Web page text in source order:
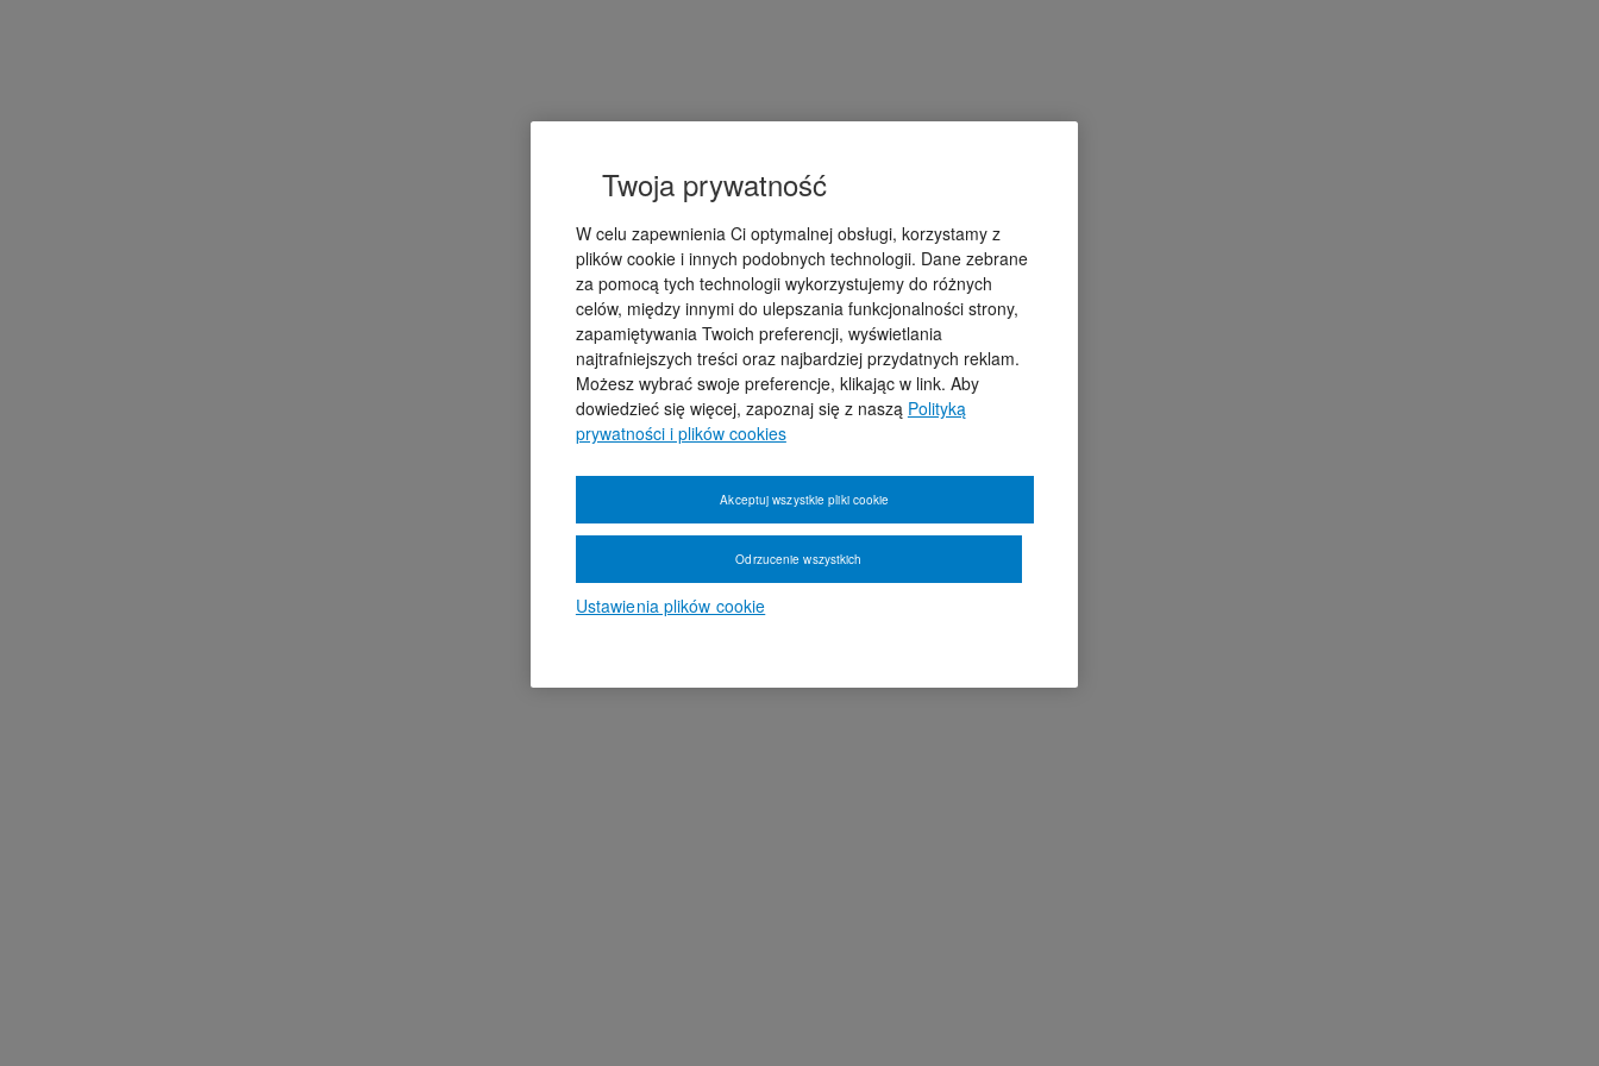
Twoja prywatność
W celu zapewnienia Ci optymalnej obsługi, korzystamy z
plików cookie i innych podobnych technologii. Dane zebrane
za pomocą tych technologii wykorzystujemy do różnych
celów, między innymi do ulepszania funkcjonalności strony,
zapamiętywania Twoich preferencji, wyświetlania
najtrafniejszych treści oraz najbardziej przydatnych reklam.
Możesz wybrać swoje preferencje, klikając w link. Aby
dowiedzieć się więcej, zapoznaj się z naszą Polityką
prywatności i plików cookies
Ustawienia plików cookie
Odrzucenie wszystkich
Akceptuj wszystkie pliki cookie